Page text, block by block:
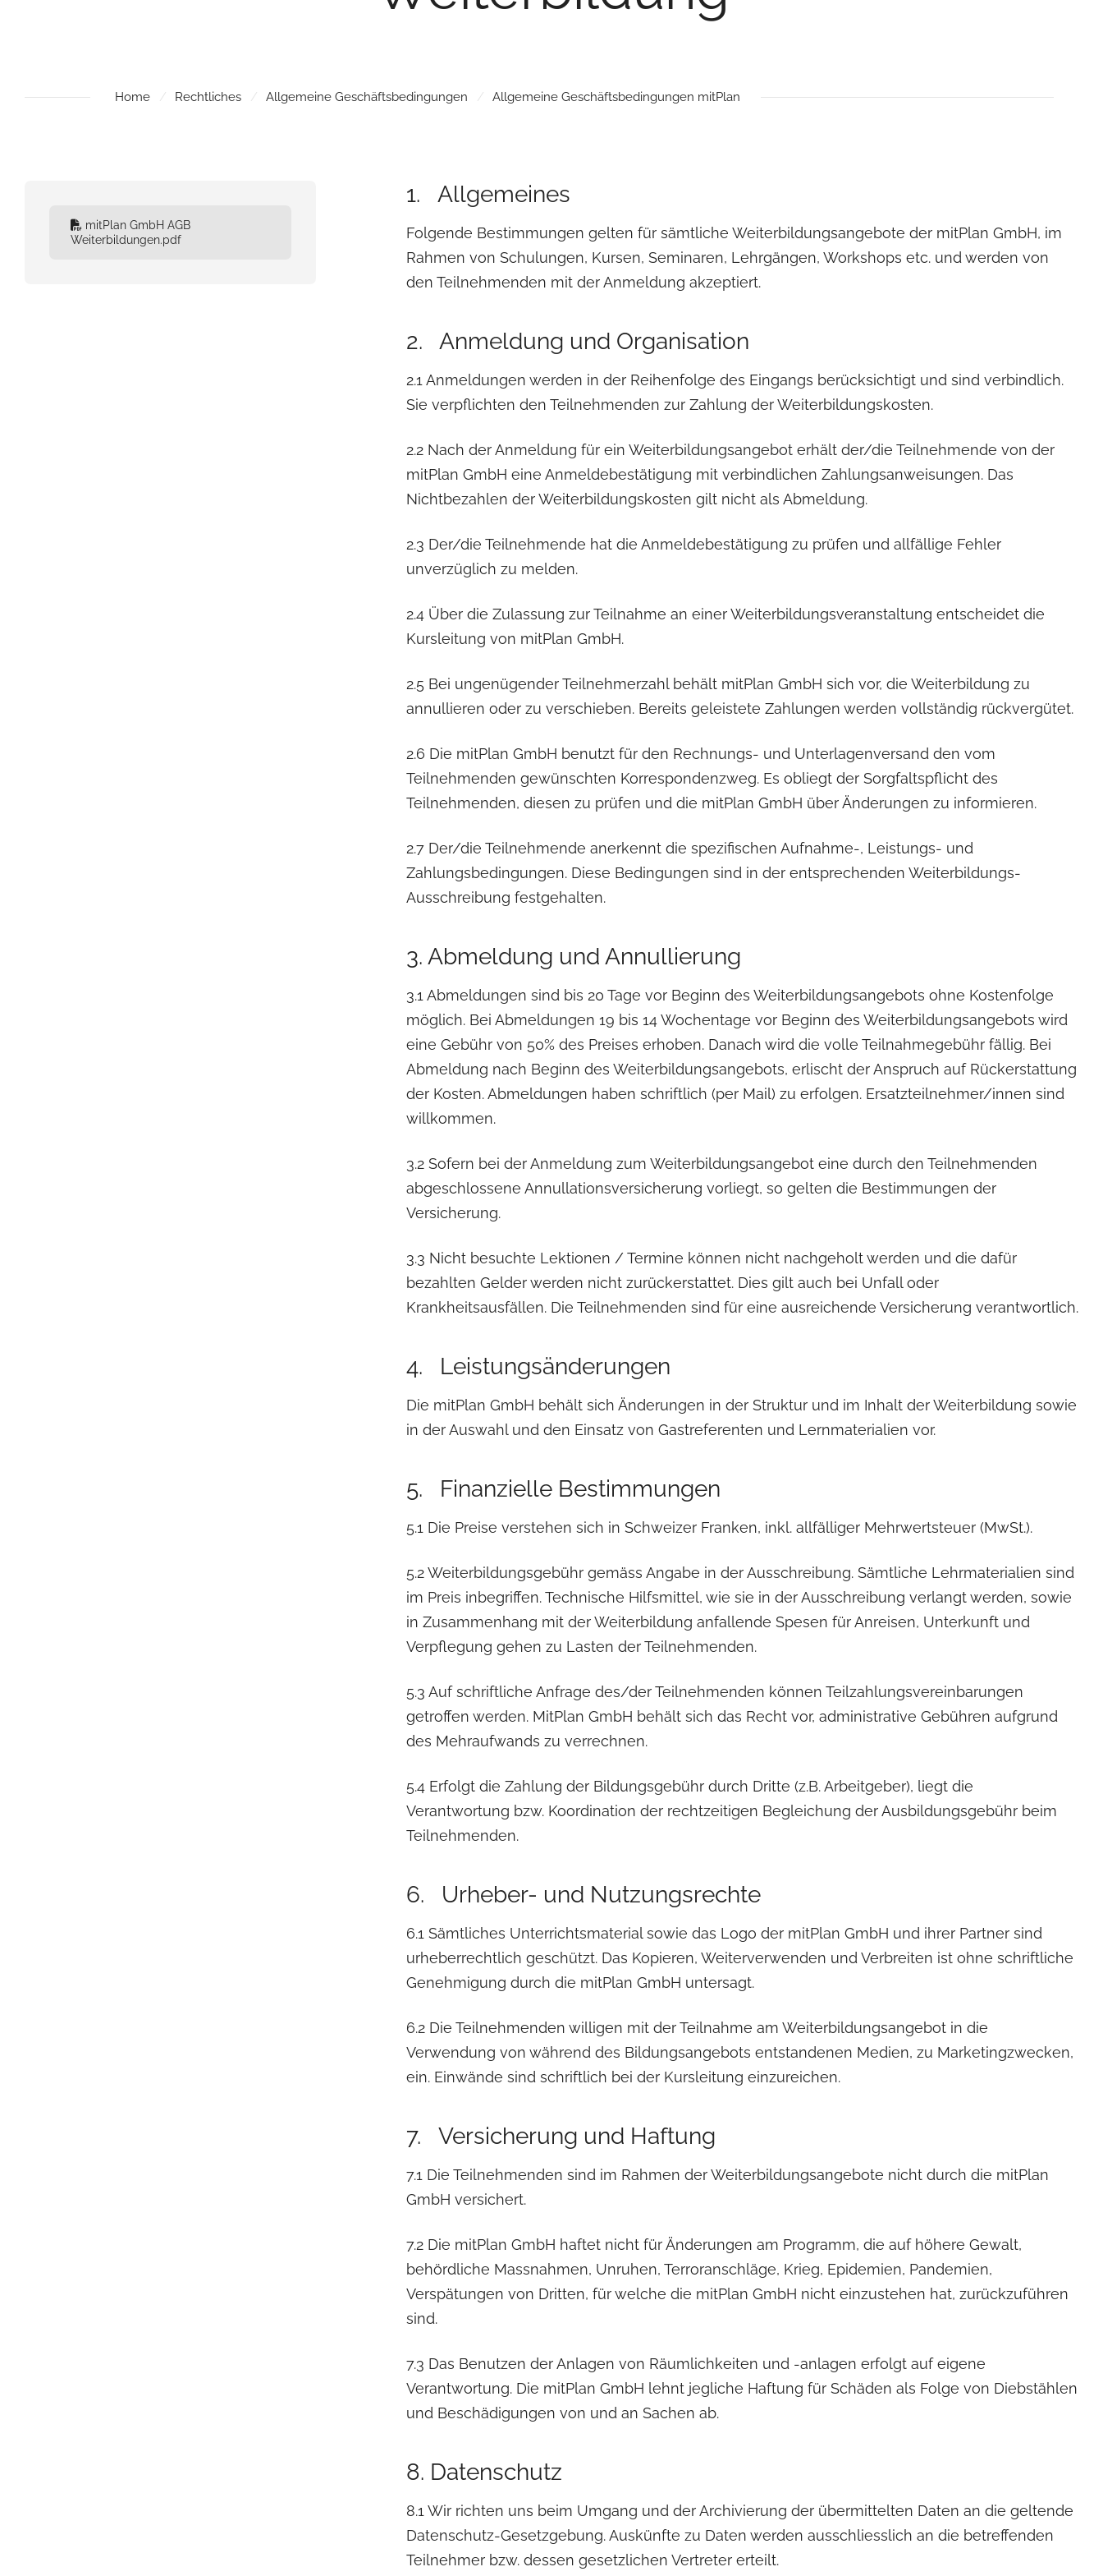
Home Rechtliches Allgemeine Geschäftsbedingungen Allgemeine Geschäftsbedingungen mitPlan
1. Allgemeines
Folgende Bestimmungen gelten für sämtliche Weiterbildungsangebote der mitPlan GmbH, im
Rahmen von Schulungen, Kursen, Seminaren, Lehrgängen, Workshops etc. und werden von
den Teilnehmenden mit der Anmeldung akzeptiert.
2. Anmeldung und Organisation
2.1 Anmeldungen werden in der Reihenfolge des Eingangs berücksichtigt und sind verbindlich.
Sie verpflichten den Teilnehmenden zur Zahlung der Weiterbildungskosten.
2.2 Nach der Anmeldung für ein Weiterbildungsangebot erhält der/die Teilnehmende von der
mitPlan GmbH eine Anmeldebestätigung mit verbindlichen Zahlungsanweisungen. Das
Nichtbezahlen der Weiterbildungskosten gilt nicht als Abmeldung.
2.3 Der/die Teilnehmende hat die Anmeldebestätigung zu prüfen und allfällige Fehler
unverzüglich zu melden.
2.4 Über die Zulassung zur Teilnahme an einer Weiterbildungsveranstaltung entscheidet die
Kursleitung von mitPlan GmbH.
2.5 Bei ungenügender Teilnehmerzahl behält mitPlan GmbH sich vor, die Weiterbildung zu
annullieren oder zu verschieben. Bereits geleistete Zahlungen werden vollständig rückvergütet.
2.6 Die mitPlan GmbH benutzt für den Rechnungs- und Unterlagenversand den vom
Teilnehmenden gewünschten Korrespondenzweg. Es obliegt der Sorgfaltspflicht des
Teilnehmenden, diesen zu prüfen und die mitPlan GmbH über Änderungen zu informieren.
2.7 Der/die Teilnehmende anerkennt die spezifischen Aufnahme-, Leistungs- und
Zahlungsbedingungen. Diese Bedingungen sind in der entsprechenden Weiterbildungs-
Ausschreibung festgehalten.
3. Abmeldung und Annullierung
3.1 Abmeldungen sind bis 20 Tage vor Beginn des Weiterbildungsangebots ohne Kostenfolge
möglich. Bei Abmeldungen 19 bis 14 Wochentage vor Beginn des Weiterbildungsangebots wird
eine Gebühr von 50% des Preises erhoben. Danach wird die volle Teilnahmegebühr fällig. Bei
Abmeldung nach Beginn des Weiterbildungsangebots, erlischt der Anspruch auf Rückerstattung
der Kosten. Abmeldungen haben schriftlich (per Mail) zu erfolgen. Ersatzteilnehmer/innen sind
willkommen.
3.2 Sofern bei der Anmeldung zum Weiterbildungsangebot eine durch den Teilnehmenden
abgeschlossene Annullationsversicherung vorliegt, so gelten die Bestimmungen der
Versicherung.
3.3 Nicht besuchte Lektionen / Termine können nicht nachgeholt werden und die dafür
bezahlten Gelder werden nicht zurückerstattet. Dies gilt auch bei Unfall oder
Krankheitsausfällen. Die Teilnehmenden sind für eine ausreichende Versicherung verantwortlich.
4. Leistungsänderungen
Die mitPlan GmbH behält sich Änderungen in der Struktur und im Inhalt der Weiterbildung sowie
in der Auswahl und den Einsatz von Gastreferenten und Lernmaterialien vor.
5. Finanzielle Bestimmungen
5.1 Die Preise verstehen sich in Schweizer Franken, inkl. allfälliger Mehrwertsteuer (MwSt.).
5.2 Weiterbildungsgebühr gemäss Angabe in der Ausschreibung. Sämtliche Lehrmaterialien sind
im Preis inbegriffen. Technische Hilfsmittel, wie sie in der Ausschreibung verlangt werden, sowie
in Zusammenhang mit der Weiterbildung anfallende Spesen für Anreisen, Unterkunft und
Verpflegung gehen zu Lasten der Teilnehmenden.
5.3 Auf schriftliche Anfrage des/der Teilnehmenden können Teilzahlungsvereinbarungen
getroffen werden. MitPlan GmbH behält sich das Recht vor, administrative Gebühren aufgrund
des Mehraufwands zu verrechnen.
5.4 Erfolgt die Zahlung der Bildungsgebühr durch Dritte (z.B. Arbeitgeber), liegt die
Verantwortung bzw. Koordination der rechtzeitigen Begleichung der Ausbildungsgebühr beim
Teilnehmenden.
6. Urheber- und Nutzungsrechte
6.1 Sämtliches Unterrichtsmaterial sowie das Logo der mitPlan GmbH und ihrer Partner sind
urheberrechtlich geschützt. Das Kopieren, Weiterverwenden und Verbreiten ist ohne schriftliche
Genehmigung durch die mitPlan GmbH untersagt.
6.2 Die Teilnehmenden willigen mit der Teilnahme am Weiterbildungsangebot in die
Verwendung von während des Bildungsangebots entstandenen Medien, zu Marketingzwecken,
ein. Einwände sind schriftlich bei der Kursleitung einzureichen.
7. Versicherung und Haftung
7.1 Die Teilnehmenden sind im Rahmen der Weiterbildungsangebote nicht durch die mitPlan
GmbH versichert.
7.2 Die mitPlan GmbH haftet nicht für Änderungen am Programm, die auf höhere Gewalt,
behördliche Massnahmen, Unruhen, Terroranschläge, Krieg, Epidemien, Pandemien,
Verspätungen von Dritten, für welche die mitPlan GmbH nicht einzustehen hat, zurückzuführen
sind.
7.3 Das Benutzen der Anlagen von Räumlichkeiten und -anlagen erfolgt auf eigene
Verantwortung. Die mitPlan GmbH lehnt jegliche Haftung für Schäden als Folge von Diebstählen
und Beschädigungen von und an Sachen ab.
8. Datenschutz
8.1 Wir richten uns beim Umgang und der Archivierung der übermittelten Daten an die geltende
Datenschutz-Gesetzgebung. Auskünfte zu Daten werden ausschliesslich an die betreffenden
Teilnehmer bzw. dessen gesetzlichen Vertreter erteilt.
mitPlan GmbH AGB
Weiterbildungen.pdf